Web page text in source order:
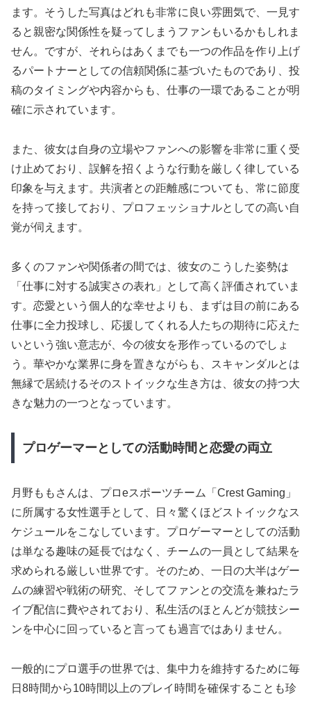
ます。そうした写真はどれも非常に良い雰囲気で、一見す
ると親密な関係性を疑ってしまうファンもいるかもしれま
せん。ですが、それらはあくまでも一つの作品を作り上げ
るパートナーとしての信頼関係に基づいたものであり、投
稿のタイミングや内容からも、仕事の一環であることが明
確に示されています。
また、彼女は自身の立場やファンへの影響を非常に重く受
け止めており、誤解を招くような行動を厳しく律している
印象を与えます。共演者との距離感についても、常に節度
を持って接しており、プロフェッショナルとしての高い自
覚が伺えます。
多くのファンや関係者の間では、彼女のこうした姿勢は
「仕事に対する誠実さの表れ」として高く評価されていま
す。恋愛という個人的な幸せよりも、まずは目の前にある
仕事に全力投球し、応援してくれる人たちの期待に応えた
いという強い意志が、今の彼女を形作っているのでしょ
う。華やかな業界に身を置きながらも、スキャンダルとは
無縁で居続けるそのストイックな生き方は、彼女の持つ大
きな魅力の一つとなっています。
プロゲーマーとしての活動時間と恋愛の両立
月野ももさんは、プロeスポーツチーム「Crest Gaming」
に所属する女性選手として、日々驚くほどストイックなス
ケジュールをこなしています。プロゲーマーとしての活動
は単なる趣味の延長ではなく、チームの一員として結果を
求められる厳しい世界です。そのため、一日の大半はゲー
ムの練習や戦術の研究、そしてファンとの交流を兼ねたラ
イブ配信に費やされており、私生活のほとんどが競技シー
ンを中心に回っていると言っても過言ではありません。
一般的にプロ選手の世界では、集中力を維持するために毎
日8時間から10時間以上のプレイ時間を確保することも珍